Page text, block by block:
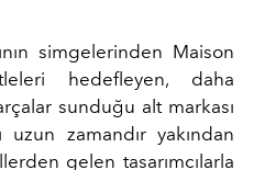
simgelerinden Maison
hedefleyen, daha
sunduğu alt markası
uzun zamandır yakından
gelen tasarımcılarla